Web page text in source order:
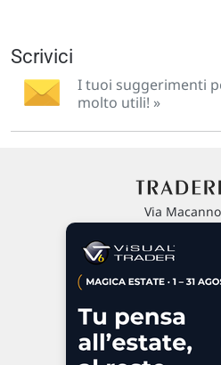
Scrivici
I tuoi suggerimenti
molto utili! »
Via
P.IVA 02 452
Commenti e